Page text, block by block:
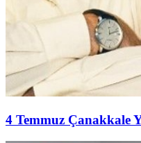
4 Temmuz Çanakkale